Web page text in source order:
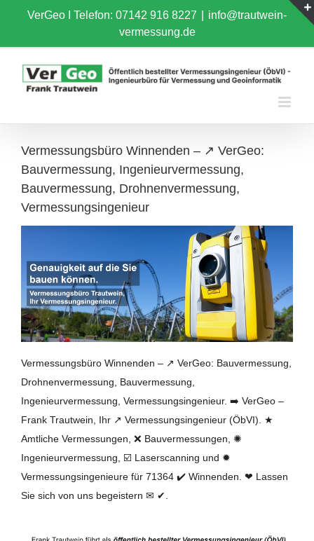
content
VerGeo I Telefon: 07142 916 8227
info@trautwein-
vermessung.de
Vermessungsbüro Winnenden – ↗️ VerGeo:
Bauvermessung, Ingenieurvermessung,
Bauvermessung, Drohnenvermessung,
Vermessungsingenieur
Vermessungsbüro Winnenden – ↗️ VerGeo: Bauvermessung,
Drohnenvermessung, Bauvermessung,
Ingenieurvermessung, Vermessungsingenieur. ➡️ VerGeo –
Frank Trautwein, Ihr ↗️ Vermessungsingenieur (ÖbVI). ★
Amtliche Vermessungen, ❌ Bauvermessungen, ✺
Ingenieurvermessung, ☑️ Laserscanning und ✹
Vermessungsingenieure für 71364 ✔️ Winnenden. ❤ Lassen
Sie sich von uns begeistern ✉ ✔.